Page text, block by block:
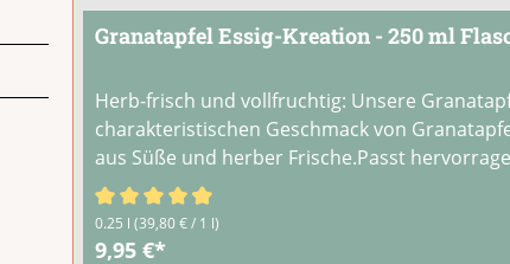
Granatapfel Essig-Kreation - 250 ml
Herb-frisch und vollfruchtig: Unsere
charakteristischen Geschmack von
aus Süße und herber Frische.Passt
Durchschnittliche Bewertung von 4.67 von 5
0.25 l (39,80 € / 1 l)
9,95 €*